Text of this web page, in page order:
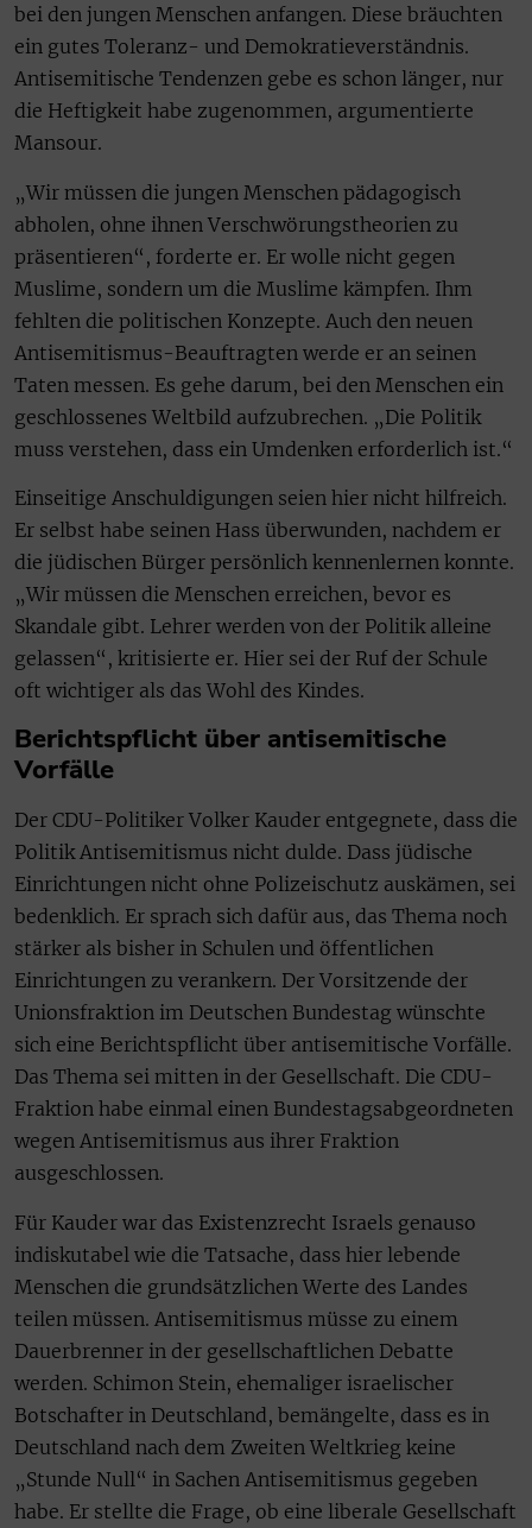
bei den jungen Menschen anfangen. Diese bräuchten
ein gutes Toleranz- und Demokratieverständnis.
Antisemitische Tendenzen gebe es schon länger, nur
die Heftigkeit habe zugenommen, argumentierte
Mansour.
„Wir müssen die jungen Menschen pädagogisch
abholen, ohne ihnen Verschwörungstheorien zu
präsentieren“, forderte er. Er wolle nicht gegen
Muslime, sondern um die Muslime kämpfen. Ihm
fehlten die politischen Konzepte. Auch den neuen
Antisemitismus-Beauftragten werde er an seinen
Taten messen. Es gehe darum, bei den Menschen ein
geschlossenes Weltbild aufzubrechen. „Die Politik
muss verstehen, dass ein Umdenken erforderlich ist.“
Einseitige Anschuldigungen seien hier nicht hilfreich.
Er selbst habe seinen Hass überwunden, nachdem er
die jüdischen Bürger persönlich kennenlernen konnte.
„Wir müssen die Menschen erreichen, bevor es
Skandale gibt. Lehrer werden von der Politik alleine
gelassen“, kritisierte er. Hier sei der Ruf der Schule
oft wichtiger als das Wohl des Kindes.
Berichtspflicht über antisemitische
Vorfälle
Der CDU-Politiker Volker Kauder entgegnete, dass die
Politik Antisemitismus nicht dulde. Dass jüdische
Einrichtungen nicht ohne Polizeischutz auskämen, sei
bedenklich. Er sprach sich dafür aus, das Thema noch
stärker als bisher in Schulen und öffentlichen
Einrichtungen zu verankern. Der Vorsitzende der
Unionsfraktion im Deutschen Bundestag wünschte
sich eine Berichtspflicht über antisemitische Vorfälle.
Das Thema sei mitten in der Gesellschaft. Die CDU-
Fraktion habe einmal einen Bundestagsabgeordneten
wegen Antisemitismus aus ihrer Fraktion
ausgeschlossen.
Für Kauder war das Existenzrecht Israels genauso
indiskutabel wie die Tatsache, dass hier lebende
Menschen die grundsätzlichen Werte des Landes
teilen müssen. Antisemitismus müsse zu einem
Dauerbrenner in der gesellschaftlichen Debatte
werden. Schimon Stein, ehemaliger israelischer
Botschafter in Deutschland, bemängelte, dass es in
Deutschland nach dem Zweiten Weltkrieg keine
„Stunde Null“ in Sachen Antisemitismus gegeben
habe. Er stellte die Frage, ob eine liberale Gesellschaft